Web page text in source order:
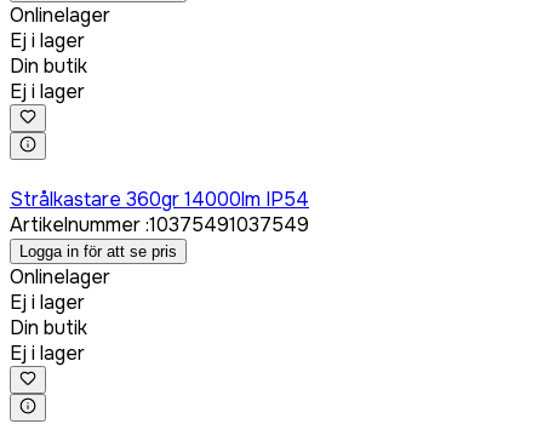
Onlinelager
Ej i lager
Din butik
Ej i lager
Strålkastare 360gr 14000lm IP54
Artikelnummer:10375491037549
Logga in för att se pris
Onlinelager
Ej i lager
Din butik
Ej i lager